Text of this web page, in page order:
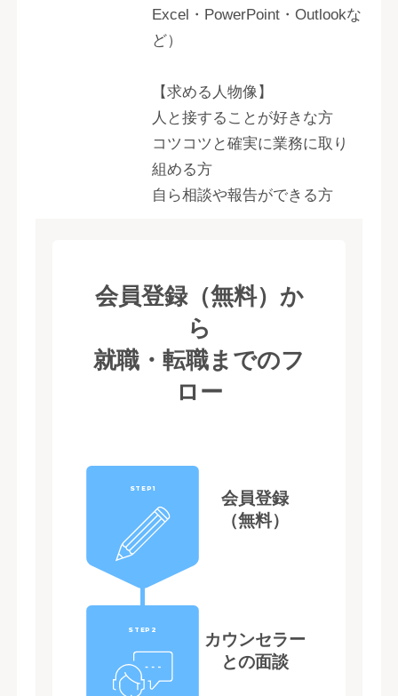
Excel・PowerPoint・Outlookな
ど）
【求める人物像】
人と接することが好きな方
コツコツと確実に業務に取り
組める方
自ら相談や報告ができる方
会員登録（無料）か
ら
就職・転職までのフ
ロー
STEP1
会員登録
（無料）
STEP2
カウンセラー
との面談